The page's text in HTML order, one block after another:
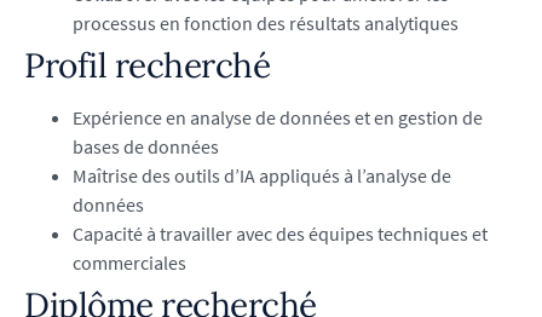
processus en fonction des résultats analytiques
Profil recherché
Expérience en analyse de données et en gestion de
bases de données
Maîtrise des outils d’IA appliqués à l’analyse de
données
Capacité à travailler avec des équipes techniques et
commerciales
Diplôme recherché